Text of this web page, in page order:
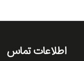
اطلاعات تماس